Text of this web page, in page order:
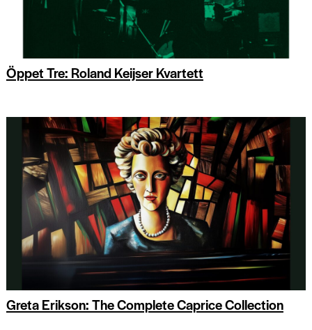
Öppet Tre: Roland Keijser Kvartett
Greta Erikson: The Complete Caprice Collection